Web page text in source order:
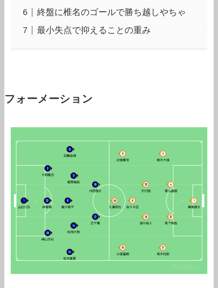
終盤に椎名のゴールで勝ち越しやちゃ
最小失点で抑えることの重み
フォーメーション